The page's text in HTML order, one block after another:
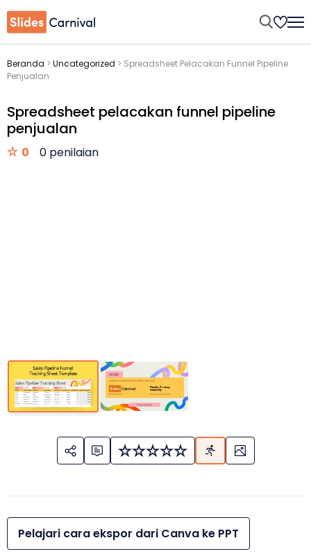
Beranda > Uncategorized > Spreadsheet Pelacakan Funnel Pipeline
Penjualan
Spreadsheet pelacakan funnel pipeline
penjualan
0 0 penilaian
Pelajari cara ekspor dari Canva ke PPT